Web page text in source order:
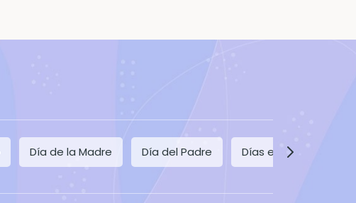
Día de la Madre Día del Padre Días especiales